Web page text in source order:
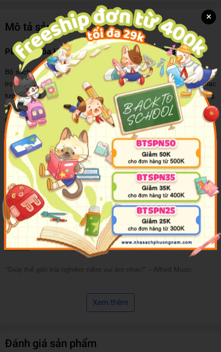
Mô tả sản phẩm
Piano: Khóa Học Sơ Cấp Dành Cho Trẻ Mới Bắt Đầu
Bộ sách học Piano trình độ vỡ lòng gồm 3 cuốn (có nhạc nền hỗ
trợ), là sự kết hợp giữa: Bài học, Bài tập và Lý thuyết âm nhạc
tương ứng - được thiết kế dành riêng cho trẻ nhỏ lứa tuổi nhi đồng.
Bạn đọc có thể tải nhạc nền hỗ trợ (dạng Audio) bằng đường link
được cung cấp trong sách.
Khóa học Piano Sơ cấp dành cho trẻ mới bắt đầu (Alfred's Basic
Piano Prep Course) sẽ đem đến sự phong phú, đa dạng, với cách
tiếp cận lý thú và thực tế; phần minh họa nhiều màu sắc và diễn
giải sinh động, giúp các học viên nhỏ thêm hào hứng với môn
Piano.
Ưu điểm chính của bộ sách Piano Alfred là tính hệ thống và kết nối
với các giáo trình âm nhạc quốc tế như Trinity College London
(TCL).
----------
“Giúp thế giới trải nghiệm niềm vui âm nhạc!” – Alfred Music
Alfred Music cung cấp các tài liệu giảng dạy, tài liệu tham khảo và
tài liệu biểu diễn cho các giáo viên, học viên, chuyên gia và những
nhạc cụ khác nhau.
Xem thêm
Đánh giá sản phẩm
×